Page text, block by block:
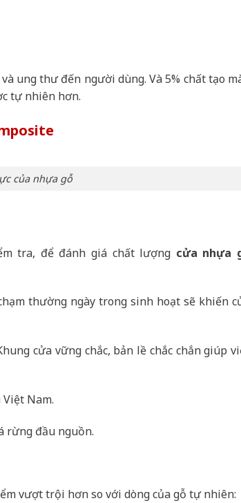
ung thư đến người dùng. Và 5% chất tạo
tự nhiên hơn.
của nhựa gỗ
tra, để đánh giá chất lượng cửa nhựa
thường ngày trong sinh hoạt sẽ khiến
cửa vững chắc, bản lề chắc chắn giúp
Nam.
rừng đầu nguồn.
vượt trội hơn so với dòng của gỗ tự nhiên: